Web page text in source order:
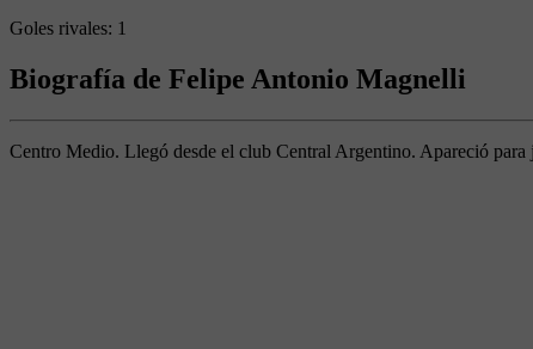
Goles rivales: 1
Biografía de Felipe Antonio Magnelli
Centro Medio. Llegó desde el club Central Argentino. Apareció